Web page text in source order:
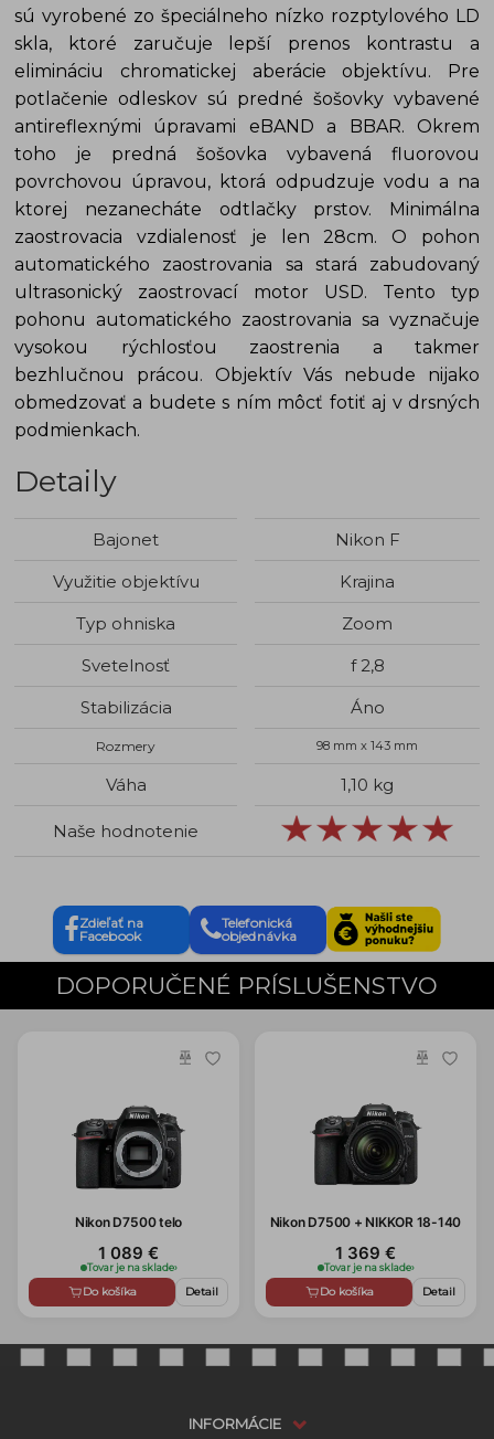
sú vyrobené zo špeciálneho nízko rozptylového LD
skla, ktoré zaručuje lepší prenos kontrastu a
elimináciu chromatickej aberácie objektívu. Pre
potlačenie odleskov sú predné šošovky vybavené
antireflexnými úpravami eBAND a BBAR. Okrem
toho je predná šošovka vybavená fluorovou
povrchovou úpravou, ktorá odpudzuje vodu a na
ktorej nezanecháte odtlačky prstov. Minimálna
zaostrovacia vzdialenosť je len 28cm. O pohon
automatického zaostrovania sa stará zabudovaný
ultrasonický zaostrovací motor USD. Tento typ
pohonu automatického zaostrovania sa vyznačuje
vysokou rýchlosťou zaostrenia a takmer
bezhlučnou prácou. Objektív Vás nebude nijako
obmedzovať a budete s ním môcť fotiť aj v drsných
podmienkach.
Detaily
Bajonet
Nikon F
Využitie objektívu
Krajina
Typ ohniska
Zoom
Svetelnosť
f 2,8
Stabilizácia
Áno
Rozmery 98 mm x 143 mm
Váha 1,10 kg
Naše hodnotenie
Zdieľať na
Facebook
Telefonická
objednávka
DOPORUČENÉ PRÍSLUŠENSTVO
Nikon D7500 telo
1 089 €
Tovar je na sklade›
Do košíka Detail
Nikon D7500 + NIKKOR 18-140
1 369 €
Tovar je na sklade›
Do košíka Detail
INFORMÁCIE